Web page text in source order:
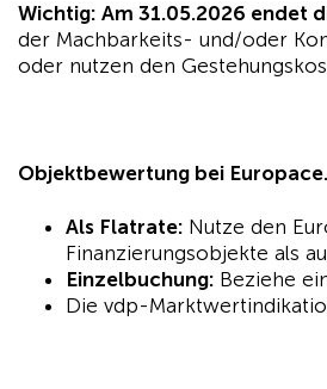
Wichtig: Am 31.05.2026 endet
der Machbarkeits- und/oder
oder nutzen den
Objektbewertung bei Europace.
Als Flatrate: Nutze den
Finanzierungsobjekte als
Einzelbuchung: Beziehe
Die vdp-